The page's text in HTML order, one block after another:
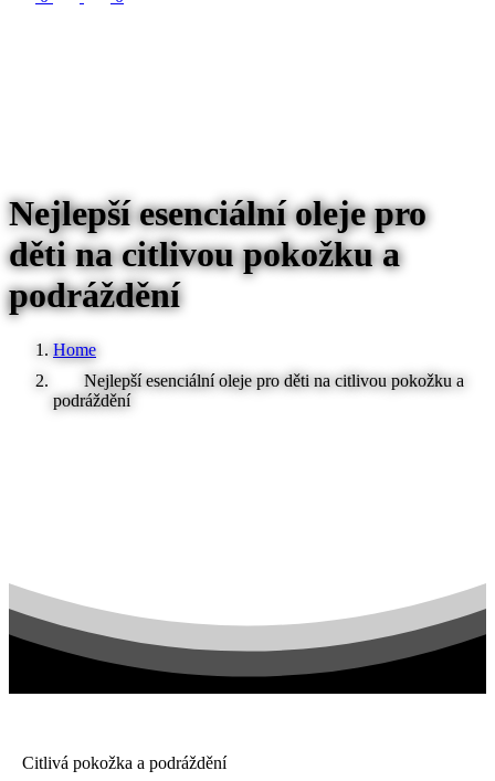
Nejlepší esenciální oleje pro
děti na citlivou pokožku a
podráždění
Home
Nejlepší esenciální oleje pro děti na citlivou pokožku a
podráždění
Citlivá pokožka a podráždění